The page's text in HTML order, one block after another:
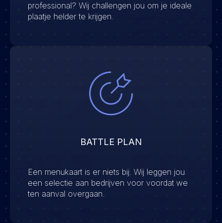
professional? Wij challengen jou om je ideale
plaatje helder te krijgen.
BATTLE PLAN
Een menukaart is er niets bij. Wij leggen jou
een selectie aan bedrijven voor voordat we
ten aanval overgaan.